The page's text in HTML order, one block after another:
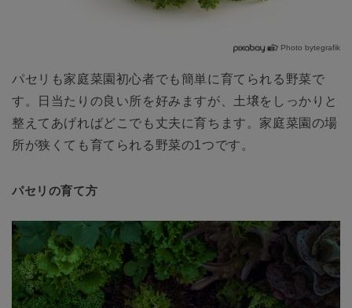
Photo bytegrafik
パセリも家庭菜園初心者でも簡単に育てられる野菜で
す。日当たりの良い所を好みますが、土壌をしっかりと
整えてあげればどこでも丈夫に育ちます。家庭菜園の場
所が狭くても育てられる野菜の1つです。
パセリの育て方